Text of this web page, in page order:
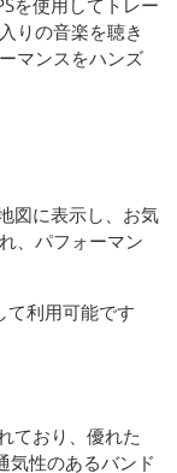
を使用してトレー
りの音楽を聴き
マンスをハンズ
図に表示し、お気
、パフォーマン
て利用可能です
ており、優れた
気性のあるバンド